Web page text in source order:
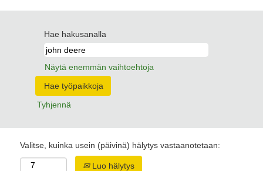
Hae hakusanalla
Näytä enemmän vaihtoehtoja
Tyhjennä
Valitse, kuinka usein (päivinä) hälytys vastaanotetaan:
Luo hälytys